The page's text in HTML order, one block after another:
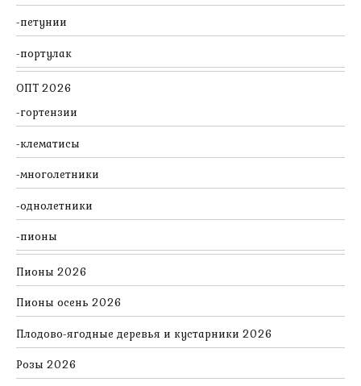
петунии
портулак
ОПТ 2026
гортензии
клематисы
многолетники
однолетники
пионы
Пионы 2026
Пионы осень 2026
Плодово-ягодные деревья и кустарники 2026
Розы 2026